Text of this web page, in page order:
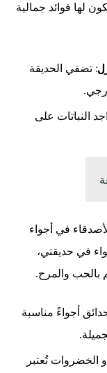
لها فوائد جمالية
: تضفي الحديقة
النباتات على
في أجواء
في حديقتي،
بالحب والمرح.
أجواءً مناسبة
الخضروات تُعتبر